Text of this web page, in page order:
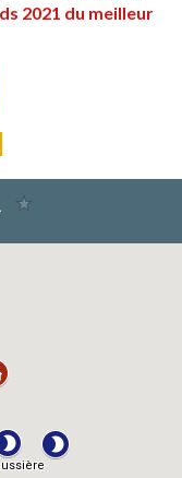
2021 du meilleur